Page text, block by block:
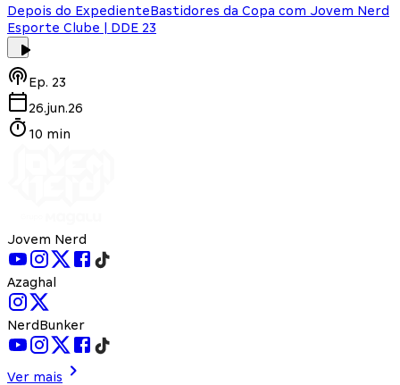
Depois do ExpedienteBastidores da Copa com Jovem Nerd
Esporte Clube | DDE 23
Ep. 23
26.jun.26
10 min
Jovem Nerd
Azaghal
NerdBunker
Ver mais